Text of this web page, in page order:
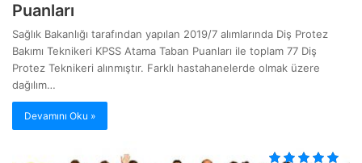
Puanları
Sağlık Bakanlığı tarafından yapılan 2019/7 alımlarında Diş Protez
Bakımı Teknikeri KPSS Atama Taban Puanları ile toplam 77 Diş
Protez Teknikeri alınmıştır. Farklı hastahanelerde olmak üzere
dağılım…
Devamını Oku »